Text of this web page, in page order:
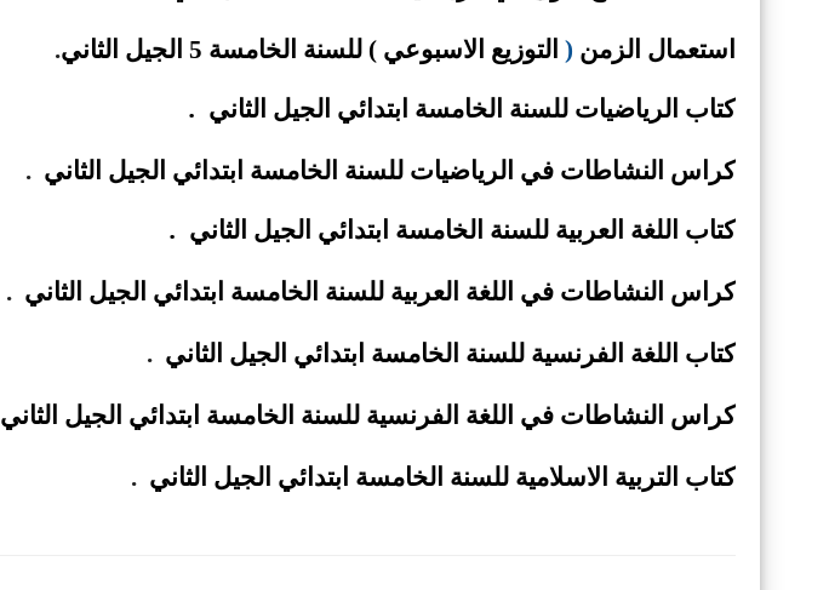
استعمال الزمن ( التوزيع الاسبوعي ) للسنة الخامسة 5 الجيل الثاني .
كتاب الرياضيات للسنة الخامسة ابتدائي الجيل الثاني .
كراس النشاطات في الرياضيات للسنة الخامسة ابتدائي الجيل الثاني .
كتاب اللغة العربية للسنة الخامسة ابتدائي الجيل الثاني .
كراس النشاطات في اللغة العربية للسنة الخامسة ابتدائي الجيل الثاني .
كتاب اللغة الفرنسية للسنة الخامسة ابتدائي الجيل الثاني .
كراس النشاطات في اللغة الفرنسية للسنة الخامسة ابتدائي الجيل الثاني
كتاب التربية الاسلامية للسنة الخامسة ابتدائي الجيل الثاني .